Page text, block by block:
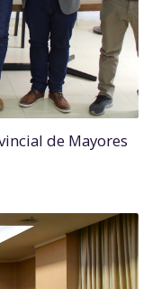
de Mayores